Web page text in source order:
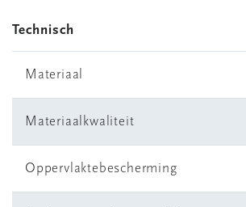
Technisch
Materiaal
Materiaalkwaliteit
Oppervlaktebescherming